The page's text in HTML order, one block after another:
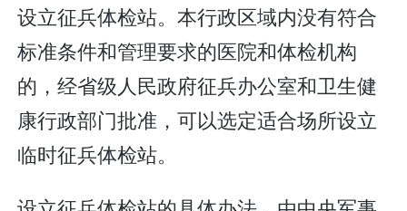
设立征兵体检站。本行政区域内没有符合
标准条件和管理要求的医院和体检机构
的，经省级人民政府征兵办公室和卫生健
康行政部门批准，可以选定适合场所设立
临时征兵体检站。